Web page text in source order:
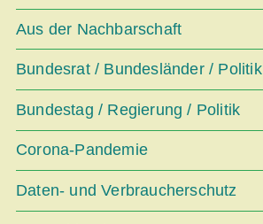
Aus der Nachbarschaft
Bundesrat / Bundesländer / Politik
Bundestag / Regierung / Politik
Corona-Pandemie
Daten- und Verbraucherschutz